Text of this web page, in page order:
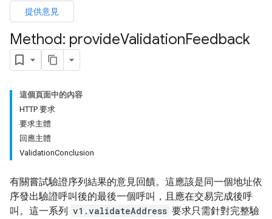
提供意見
Method: provideValidationFeedback
這個頁面中的內容
HTTP 要求
要求主體
回應主體
ValidationConclusion
有關嘗試驗證序列結果的意見回饋。這應該是同一個地址依
序發出驗證呼叫後的最後一個呼叫，且應在交易完成後呼
叫。這一系列 v1.validateAddress 要求只需針對完整驗